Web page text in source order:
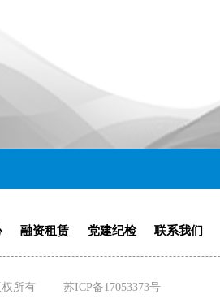
融资租赁 党建纪检 联系我们
所有
苏ICP备17053373号